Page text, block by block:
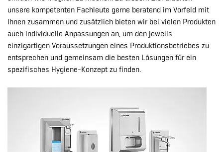
unsere kompetenten Fachleute gerne beratend im Vorfeld mit
Ihnen zusammen und zusätzlich bieten wir bei vielen Produkten
auch individuelle Anpassungen an, um den jeweils
einzigartigen Voraussetzungen eines Produktionsbetriebes zu
entsprechen und gemeinsam die besten Lösungen für ein
spezifisches Hygiene-Konzept zu finden.